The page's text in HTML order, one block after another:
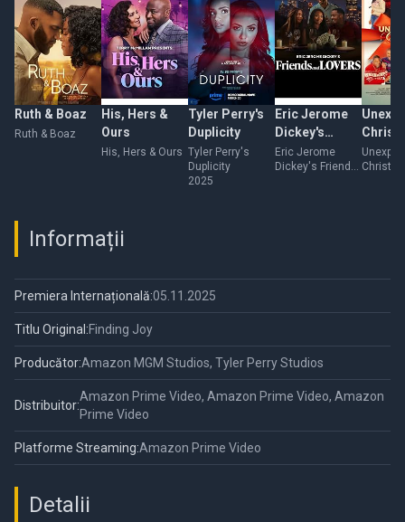
Ruth & Boaz
Ruth & Boaz
His, Hers &
Ours
His, Hers & Ours
Tyler Perry's
Duplicity
Tyler Perry's
Duplicity
2025
Eric Jerome
Dickey's
Friends and
Lovers Part I
Eric Jerome
Dickey's Friends
Informații
Premiera Internațională:05.11.2025
Titlu Original:Finding Joy
Producător:Amazon MGM Studios, Tyler Perry Studios
Distribuitor:
Amazon Prime Video, Amazon Prime Video, Amazon
Prime Video
Platforme Streaming:Amazon Prime Video
Detalii